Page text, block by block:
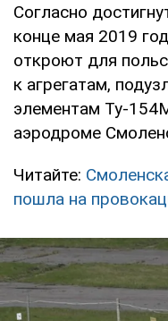
Согласно
конце мая 2019
откроют для
к агрегатам,
элементам Ту-
аэродроме
Читайте:
пошла на